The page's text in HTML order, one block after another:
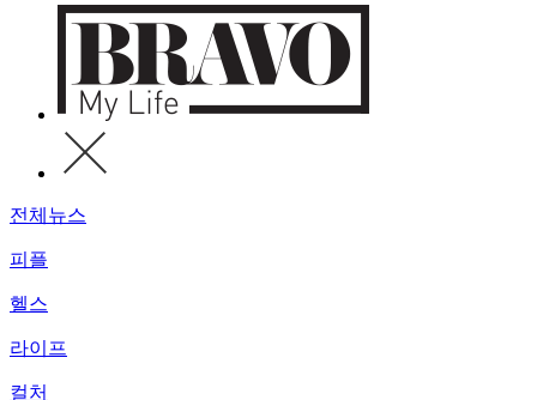
전체뉴스
피플
헬스
라이프
컬처